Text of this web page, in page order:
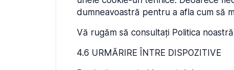
dumneavoastră pentru a afla cum să
Vă rugăm să consultați Politica
4.6 URMĂRIRE ÎNTRE DISPOZITIVE